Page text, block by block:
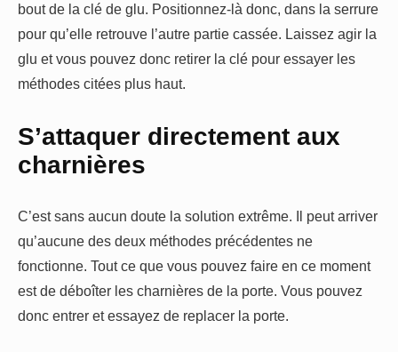
bout de la clé de glu. Positionnez-là donc, dans la serrure
pour qu’elle retrouve l’autre partie cassée. Laissez agir la
glu et vous pouvez donc retirer la clé pour essayer les
méthodes citées plus haut.
S’attaquer directement aux
charnières
C’est sans aucun doute la solution extrême. Il peut arriver
qu’aucune des deux méthodes précédentes ne
fonctionne. Tout ce que vous pouvez faire en ce moment
est de déboîter les charnières de la porte. Vous pouvez
donc entrer et essayez de replacer la porte.